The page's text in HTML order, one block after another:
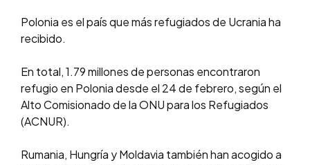
Polonia es el país que más refugiados de Ucrania ha
recibido.
En total, 1.79 millones de personas encontraron
refugio en Polonia desde el 24 de febrero, según el
Alto Comisionado de la ONU para los Refugiados
(ACNUR).
Rumania, Hungría y Moldavia también han acogido a